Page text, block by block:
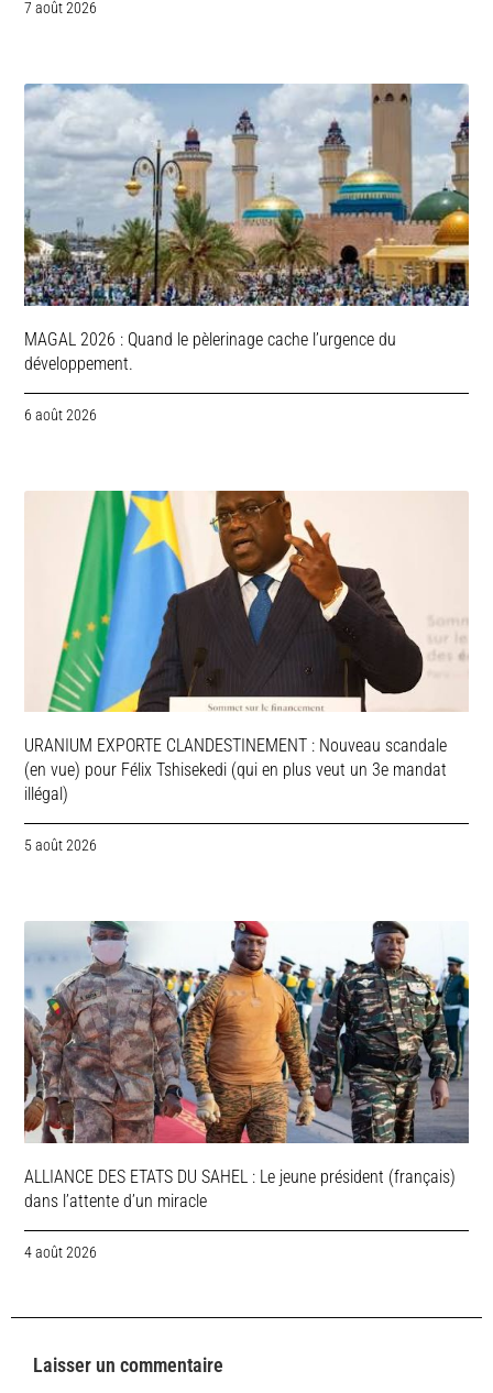
7 août 2026
MAGAL 2026 : Quand le pèlerinage cache l’urgence du
développement.
6 août 2026
URANIUM EXPORTE CLANDESTINEMENT : Nouveau scandale
(en vue) pour Félix Tshisekedi (qui en plus veut un 3e mandat
illégal)
5 août 2026
ALLIANCE DES ETATS DU SAHEL : Le jeune président (français)
dans l’attente d’un miracle
4 août 2026
Laisser un commentaire